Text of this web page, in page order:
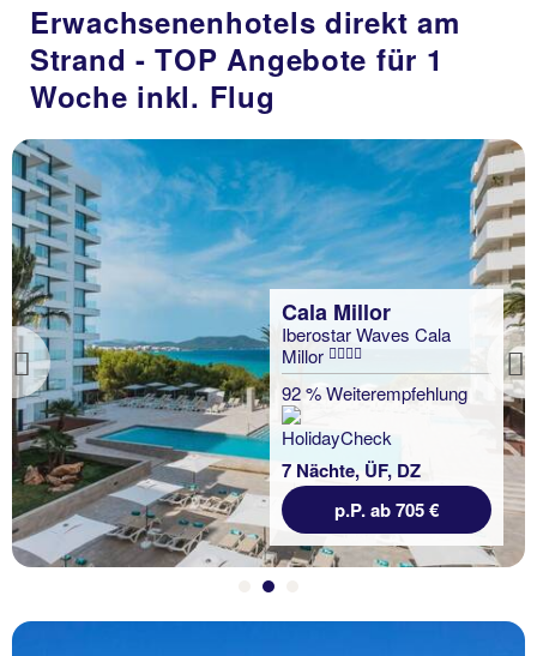
Erwachsenenhotels direkt am
Strand - TOP Angebote für 1
Woche inkl. Flug
Previous
7 Nächte, HP, DZ